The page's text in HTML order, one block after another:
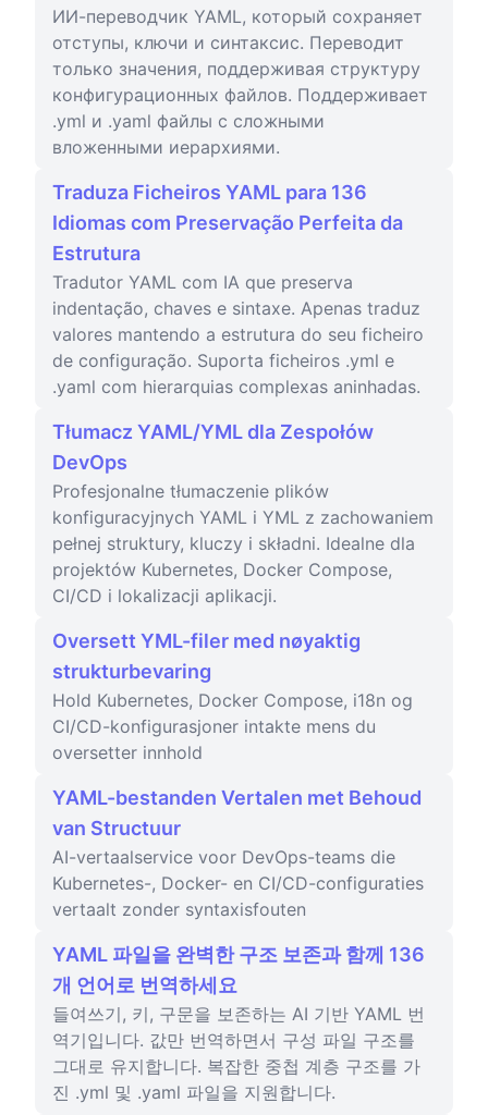
ИИ-переводчик YAML, который сохраняет
отступы, ключи и синтаксис. Переводит
только значения, поддерживая структуру
конфигурационных файлов. Поддерживает
.yml и .yaml файлы с сложными
вложенными иерархиями.
Traduza Ficheiros YAML para 136
Idiomas com Preservação Perfeita da
Estrutura
Tradutor YAML com IA que preserva
indentação, chaves e sintaxe. Apenas traduz
valores mantendo a estrutura do seu ficheiro
de configuração. Suporta ficheiros .yml e
.yaml com hierarquias complexas aninhadas.
Tłumacz YAML/YML dla Zespołów
DevOps
Profesjonalne tłumaczenie plików
konfiguracyjnych YAML i YML z zachowaniem
pełnej struktury, kluczy i składni. Idealne dla
projektów Kubernetes, Docker Compose,
CI/CD i lokalizacji aplikacji.
Oversett YML-filer med nøyaktig
strukturbevaring
Hold Kubernetes, Docker Compose, i18n og
CI/CD-konfigurasjoner intakte mens du
oversetter innhold
YAML-bestanden Vertalen met Behoud
van Structuur
AI-vertaalservice voor DevOps-teams die
Kubernetes-, Docker- en CI/CD-configuraties
vertaalt zonder syntaxisfouten
YAML 파일을 완벽한 구조 보존과 함께 136
개 언어로 번역하세요
들여쓰기, 키, 구문을 보존하는 AI 기반 YAML 번
역기입니다. 값만 번역하면서 구성 파일 구조를
그대로 유지합니다. 복잡한 중첩 계층 구조를 가
진 .yml 및 .yaml 파일을 지원합니다.